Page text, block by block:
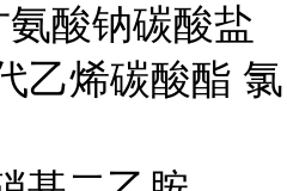
酸钠碳酸盐
乙烯碳酸酯 氯